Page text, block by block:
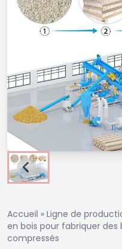
Accueil » Ligne de
en bois pour fabriquer
compressés